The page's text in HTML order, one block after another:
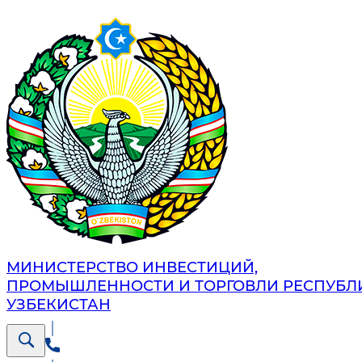
МИНИСТЕРСТВО ИНВЕСТИЦИЙ,
ПРОМЫШЛЕННОСТИ И ТОРГОВЛИ
УЗБЕКИСТАН